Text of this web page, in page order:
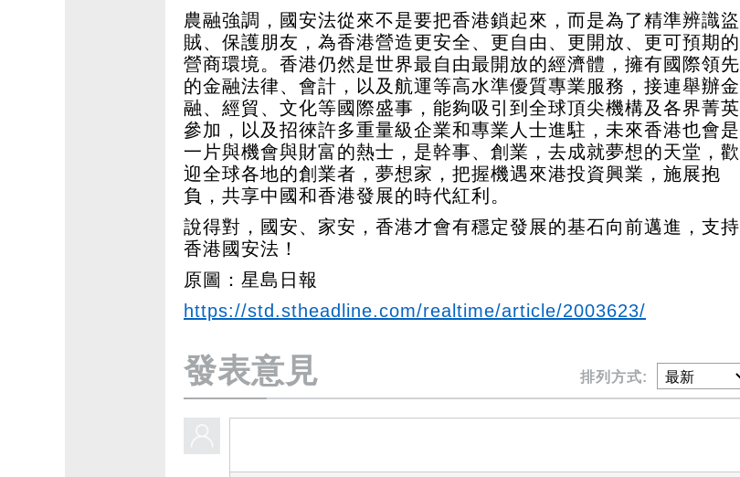
農融強調，國安法從來不是要把香港鎖起來，而是為了精準辨識盜
賊、保護朋友，為香港營造更安全、更自由、更開放、更可預期的
營商環境。香港仍然是世界最自由最開放的經濟體，擁有國際領先
的金融法律、會計，以及航運等高水準優質專業服務，接連舉辦金
融、經貿、文化等國際盛事，能夠吸引到全球頂尖機構及各界菁英
參加，以及招徠許多重量級企業和專業人士進駐，未來香港也會是
一片與機會與財富的熱士，是幹事、創業，去成就夢想的天堂，歡
迎全球各地的創業者，夢想家，把握機遇來港投資興業，施展抱
負，共享中國和香港發展的時代紅利。
說得對，國安、家安，香港才會有穩定發展的基石向前邁進，支持
香港國安法！
原圖：星島日報
https://std.stheadline.com/realtime/article/2003623/
發表意見 排列方式: